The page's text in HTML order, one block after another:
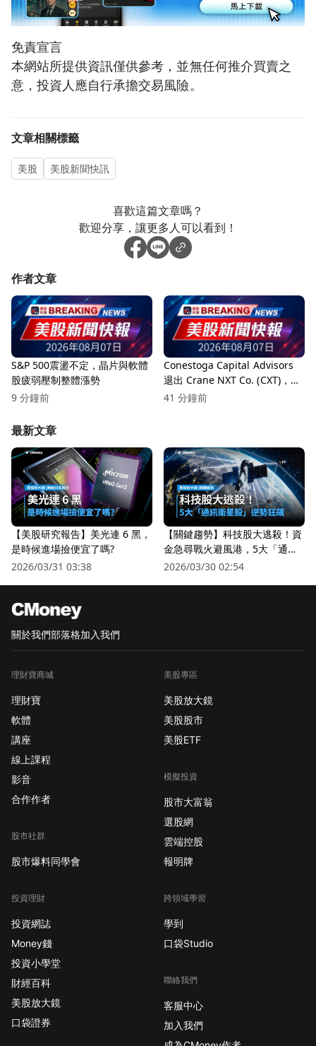
免責宣言
本網站所提供資訊僅供參考，並無任何推介買賣之
意，投資人應自行承擔交易風險。
文章相關標籤
美股 美股新聞快訊
喜歡這篇文章嗎？
歡迎分享，讓更多人可以看到！
作者文章
S&P 500震盪不定，晶片與軟體
股疲弱壓制整體漲勢
9 分鐘前
Conestoga Capital Advisors
退出 Crane NXT Co. (CXT)，面
對整合挑戰加劇！
41 分鐘前
最新文章
【美股研究報告】美光連 6 黑，
是時候進場撿便宜了嗎?
2026/03/31 03:38
【關鍵趨勢】科技股大逃殺！資
金急尋戰火避風港，5大「通訊
衛星股」逆勢狂飆
2026/03/30 02:54
關於我們部落格加入我們
理財寶商城
理財寶
軟體
講座
線上課程
影音
合作作者
股市社群
股市爆料同學會
投資理財
投資網誌
Money錢
投資小學堂
財經百科
美股放大鏡
口袋證券
美股專區
美股放大鏡
美股股市
美股ETF
模擬投資
股市大富翁
選股網
雲端控股
報明牌
跨領域學習
學到
口袋Studio
聯絡我們
客服中心
加入我們